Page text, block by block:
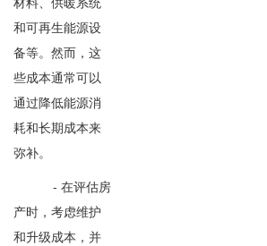
和可再生能源设
备等。然而，这
些成本通常可以
通过降低能源消
耗和长期成本来
弥补。
- 在评估房
产时，考虑维护
和升级成本，并